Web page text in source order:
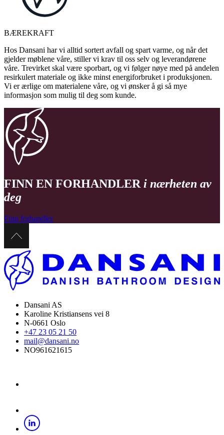
BÆREKRAFT
Hos Dansani har vi alltid sortert avfall og spart varme, og når det
gjelder møblene våre, stiller vi krav til oss selv og leverandørene
våre. Trevirket skal være sporbart, og vi følger nøye med på andelen
resirkulert materiale og ikke minst energiforbruket i produksjonen.
Vi er ærlige om materialene våre, og vi ønsker å gi så mye
informasjon som mulig til deg som kunde.
FINN EN FORHANDLER i nærheten av
deg
Finn forhandler
Dansani AS
Karoline Kristiansens vei 8
N-0661 Oslo
+47 23 05 21 50
mail@dansani.no
NO961621615